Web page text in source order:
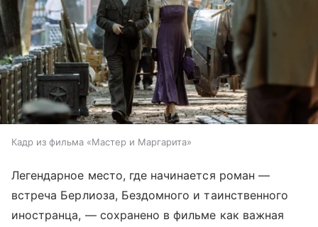
Кадр из фильма «Мастер и Маргарита»
Легендарное место, где начинается роман —
встреча Берлиоза, Бездомного и таинственного
иностранца, — сохранено в фильме как важная